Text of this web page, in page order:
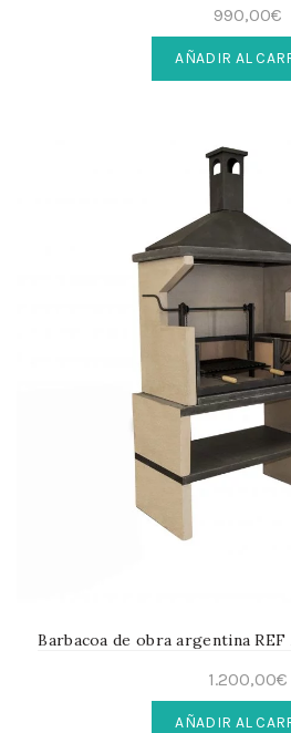
990,00€
AÑADIR AL
Barbacoa de obra argentina
1.200,00€
AÑADIR AL